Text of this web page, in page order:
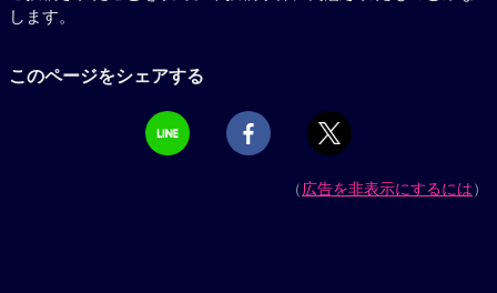
します。
このページをシェアする
（広告を非表示にするには）